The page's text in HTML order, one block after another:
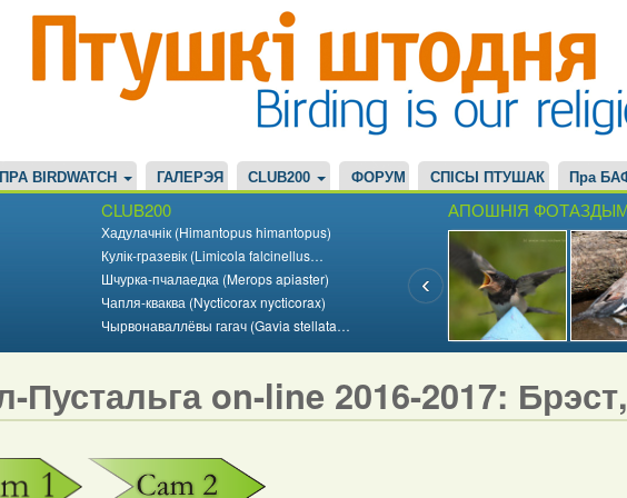
ПРА BIRDWATCH ГАЛЕРЭЯ CLUB200 ФОРУМ СПІСЫ ПТУШАК Пра
CLUB200
Хадулачнік (Himantopus himantopus)
Кулік-гразевік (Limicola falcinellus…
Шчурка-пчалаедка (Merops apiaster)
Чапля-кваква (Nycticorax nycticorax)
Чырвонаваллёвы гагач (Gavia stellata…
АПОШНІЯ
Пустальга on-line 2016-2017: